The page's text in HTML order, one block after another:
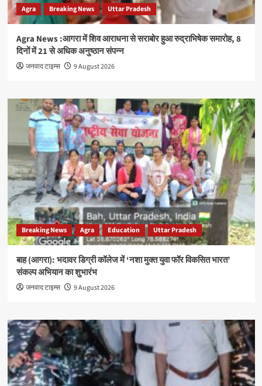
Agra Breaking News Uttar Pradesh
Agra News :आगरा में शिव आराधना से सराबोर हुआ रुद्राभिषेक समारोह, 8
दिनों में 21 से अधिक अनुष्ठान संपन्न
जनवाद टाइम्स 9 August 2026
Breaking News Agra Education Uttar Pradesh
बाह (आगरा): भदावर डिग्री कॉलेज में ‘नशा मुक्त युवा फॉर विकसित भारत’
संकल्प अभियान का शुभारंभ
जनवाद टाइम्स 9 August 2026